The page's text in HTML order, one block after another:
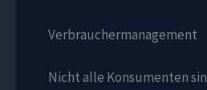
Verbrauchermanagement
Nicht alle Konsumenten